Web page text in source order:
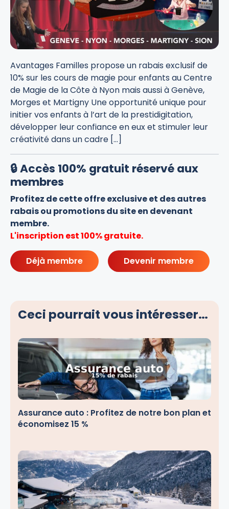
Avantages Familles propose un rabais exclusif de
10% sur les cours de magie pour enfants au Centre
de Magie de la Côte à Nyon mais aussi à Genève,
Morges et Martigny Une opportunité unique pour
initier vos enfants à l’art de la prestidigitation,
développer leur confiance en eux et stimuler leur
créativité dans un cadre […]
🔒 Accès 100% gratuit réservé aux
membres
Profitez de cette offre exclusive et des autres
rabais ou promotions du site en devenant
membre.
L'inscription est 100% gratuite.
Déjà membre Devenir membre
Ceci pourrait vous intéresser…
Assurance auto : Profitez de notre bon plan et
économisez 15 %